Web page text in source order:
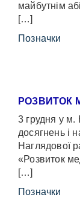
майбутнім
[…]
Позначки
РОЗВИТОК
3 грудня у м.
досягнень і
Наглядової
«Розвиток
[…]
Позначки